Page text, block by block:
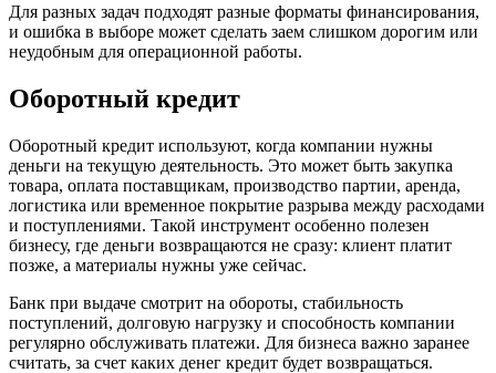
Для разных задач подходят разные форматы финансирования,
и ошибка в выборе может сделать заем слишком дорогим или
неудобным для операционной работы.
Оборотный кредит
Оборотный кредит используют, когда компании нужны
деньги на текущую деятельность. Это может быть закупка
товара, оплата поставщикам, производство партии, аренда,
логистика или временное покрытие разрыва между расходами
и поступлениями. Такой инструмент особенно полезен
бизнесу, где деньги возвращаются не сразу: клиент платит
позже, а материалы нужны уже сейчас.
Банк при выдаче смотрит на обороты, стабильность
поступлений, долговую нагрузку и способность компании
регулярно обслуживать платежи. Для бизнеса важно заранее
считать, за счет каких денег кредит будет возвращаться.